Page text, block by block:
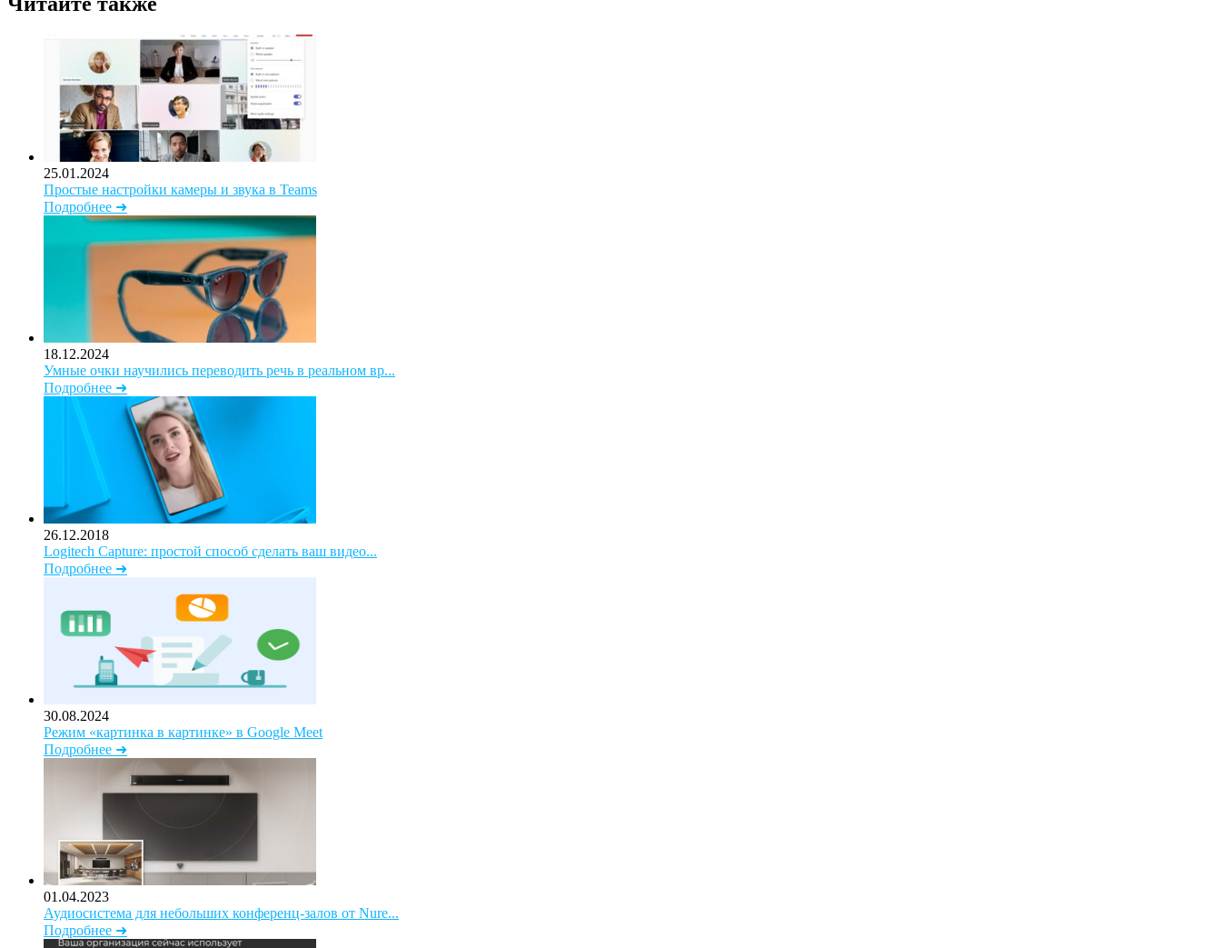
25.01.2024
Простые настройки камеры и звука в Teams
Подробнее ➜
18.12.2024
Умные очки научились переводить речь в реальном вр...
Подробнее ➜
26.12.2018
Logitech Capture: простой способ сделать ваш видео...
Подробнее ➜
30.08.2024
Режим «картинка в картинке» в Google Meet
Подробнее ➜
01.04.2023
Аудиосистема для небольших конференц-залов от Nure...
Подробнее ➜